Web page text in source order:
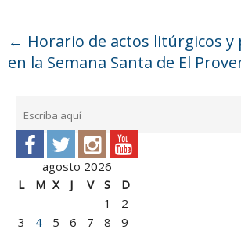
← Horario de actos litúrgicos y
en la Semana Santa de El
agosto 2026
L
M X J V S
D
1
2
3
4 5 6 7 8 9